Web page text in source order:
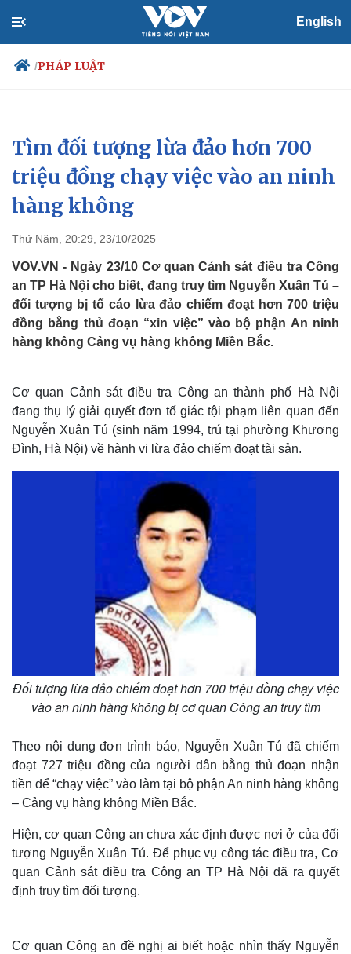
English
/PHÁP LUẬT
Chính trị
Đảng
Tổ chức nhân sự
Quốc hội
Nhận diện sự thật
Xã hội
Tin 24h
Dự báo thời tiết
Tìm đối tượng lừa đảo hơn 700
triệu đồng chạy việc vào an ninh
hàng không
Thứ Năm, 20:29, 23/10/2025
VOV.VN - Ngày 23/10 Cơ quan Cảnh sát điều tra Công
an TP Hà Nội cho biết, đang truy tìm Nguyễn Xuân Tú –
đối tượng bị tố cáo lừa đảo chiếm đoạt hơn 700 triệu
đồng bằng thủ đoạn “xin việc” vào bộ phận An ninh
hàng không Cảng vụ hàng không Miền Bắc.
Cơ quan Cảnh sát điều tra Công an thành phố Hà Nội
đang thụ lý giải quyết đơn tố giác tội phạm liên quan đến
Nguyễn Xuân Tú (sinh năm 1994, trú tại phường Khương
Đình, Hà Nội) về hành vi lừa đảo chiếm đoạt tài sản.
Đối tượng lừa đảo chiếm đoạt hơn 700 triệu đồng chạy việc
vào an ninh hàng không bị cơ quan Công an truy tìm
Theo nội dung đơn trình báo, Nguyễn Xuân Tú đã chiếm
đoạt 727 triệu đồng của người dân bằng thủ đoạn nhận
tiền để “chạy việc” vào làm tại bộ phận An ninh hàng không
– Cảng vụ hàng không Miền Bắc.
Hiện, cơ quan Công an chưa xác định được nơi ở của đối
tượng Nguyễn Xuân Tú. Để phục vụ công tác điều tra, Cơ
quan Cảnh sát điều tra Công an TP Hà Nội đã ra quyết
định truy tìm đối tượng.
Cơ quan Công an đề nghị ai biết hoặc nhìn thấy Nguyễn